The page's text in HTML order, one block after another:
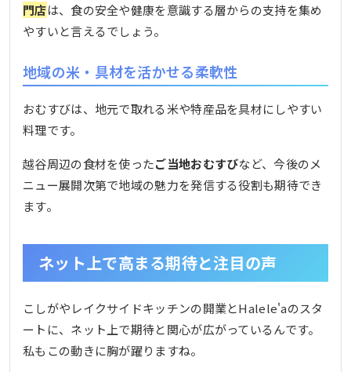
門店は、食の安全や健康を意識する層からの支持を集め
やすいと言えるでしょう。
地域の米・具材を活かせる柔軟性
おむすびは、地元で取れる米や特産品を具材にしやすい
料理です。
越谷周辺の食材を使ったご当地おむすびなど、今後のメ
ニュー展開次第で地域の魅力を発信する役割も期待でき
ます。
ネット上で高まる期待と注目の声
こしがやレイクサイドキッチンの開業とHalele'aのスタ
ートに、ネット上で期待と関心が広がっているんです。
私もこの動きに胸が躍りますね。